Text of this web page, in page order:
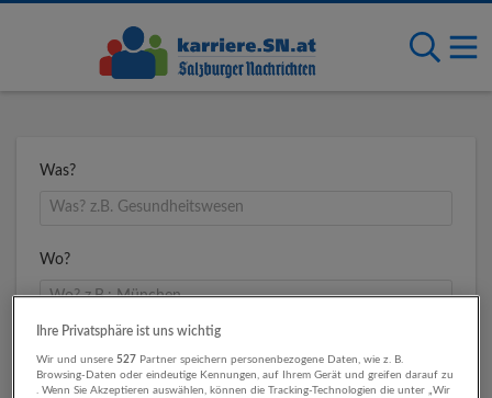
Was?
Wo?
Ihre Privatsphäre ist uns wichtig
Wir und unsere527 Partner speichern personenbezogene Daten, wie z. B.
Browsing-Daten oder eindeutige Kennungen, auf Ihrem Gerät und greifen darauf zu
. Wenn Sie Akzeptieren auswählen, können die Tracking-Technologien die unter „Wir